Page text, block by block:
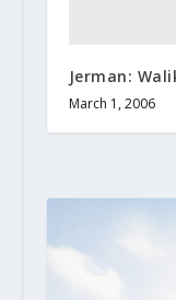
Jerman:
March 1, 2006